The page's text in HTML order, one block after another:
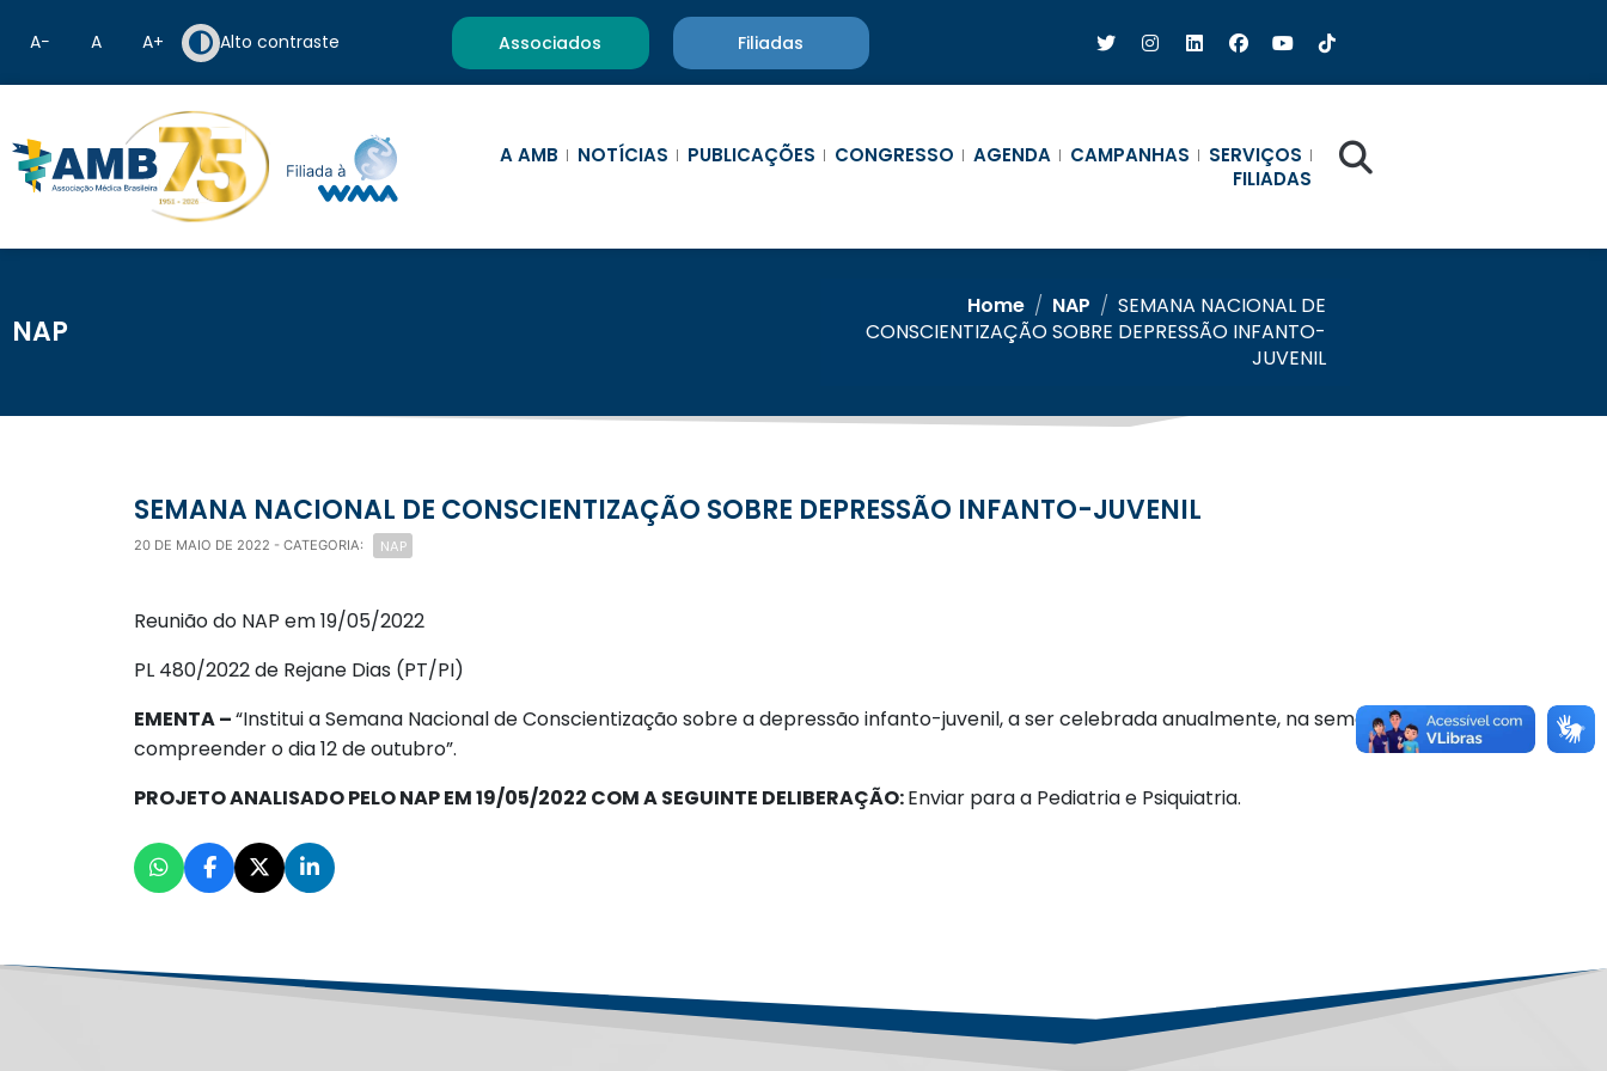
A− A A+ Alto contraste Associados Filiadas
A AMB NOTÍCIAS PUBLICAÇÕES CONGRESSO AGENDA CAMPANHAS
SERVIÇOS
FILIADAS
NAP
Home / NAP / SEMANA NACIONAL DE
CONSCIENTIZAÇÃO SOBRE DEPRESSÃO INFANTO-
JUVENIL
SEMANA NACIONAL DE CONSCIENTIZAÇÃO SOBRE DEPRESSÃO INFANTO-JUVENIL
20 DE MAIO DE 2022 - CATEGORIA: NAP
Reunião do NAP em 19/05/2022
PL 480/2022 de Rejane Dias (PT/PI)
EMENTA –“Institui a Semana Nacional de Conscientização sobre a depressão infanto-juvenil, a ser celebrada anualmente, na semana que
compreender o dia 12 de outubro”.
PROJETO ANALISADO PELO NAP EM 19/05/2022 COM A SEGUINTE DELIBERAÇÃO:Enviar para a Pediatria e Psiquiatria.